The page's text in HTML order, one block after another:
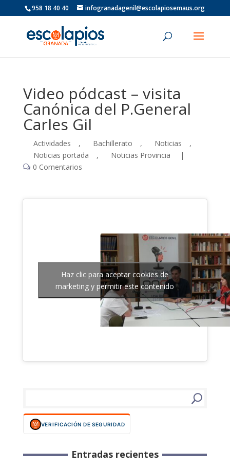
958 18 40 40 infogranadagenil@escolapiosemaus.org
Video pódcast – visita
Canónica del P.General
Carles Gil
Actividades , Bachillerato , Noticias
,
Noticias portada
, Noticias Provincia
|
0 Comentarios
Haz clic para aceptar cookies de
marketing y permitir este contenido
VERIFICACIÓN DE SEGURIDAD
Entradas recientes